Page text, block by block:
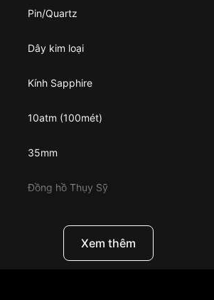
Pin/Quartz
Dây kim loại
Kính Sapphire
10atm (100mét)
35mm
Đồng hồ Thụy Sỹ
Mặt tròn
Xem thêm